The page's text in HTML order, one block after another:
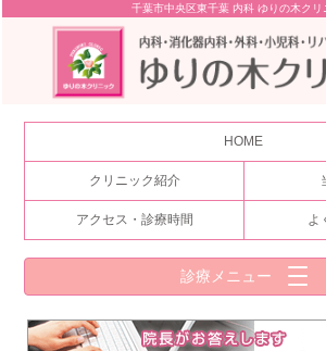
千葉市中央区東千葉 内科 ゆりの木クリ
HOME
クリニック紹介
アクセス・診療時間 よ
診療メニュー